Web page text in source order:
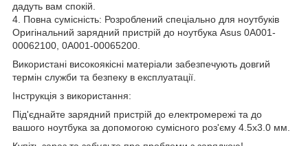
дадуть вам спокій.
4. Повна сумісність: Розроблений спеціально для ноутбуків
Оригінальний зарядний пристрій до ноутбука Asus 0A001-
00062100, 0A001-00065200.
Використані високоякісні матеріали забезпечують довгий
термін служби та безпеку в експлуатації.
Інструкція з використання:
Під'єднайте зарядний пристрій до електромережі та до
вашого ноутбука за допомогою сумісного роз'єму 4.5x3.0 мм.